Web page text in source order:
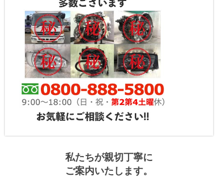
私たちが親切丁寧に
ご案内いたします。